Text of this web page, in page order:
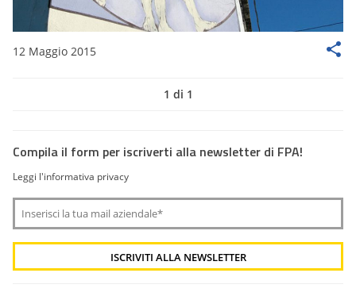
12 Maggio 2015
1 di 1
Compila il form per iscriverti alla newsletter di FPA!
Leggi l'informativa privacy